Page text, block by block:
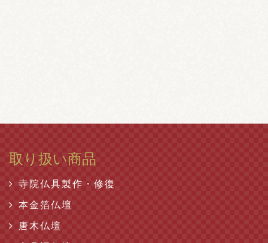
取り扱い商品
寺院仏具製作・修復
本金箔仏壇
唐木仏壇